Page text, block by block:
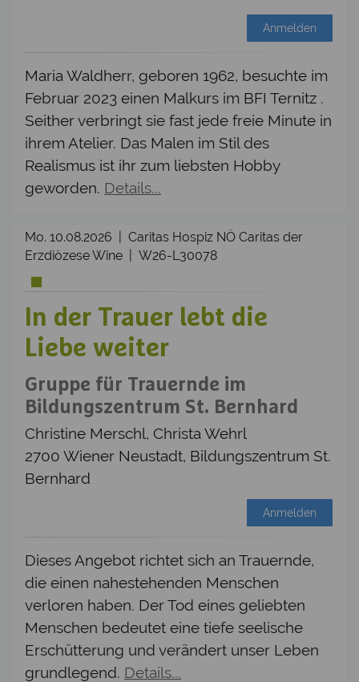
Anmelden
Maria Waldherr, geboren 1962, besuchte im
Februar 2023 einen Malkurs im BFI Ternitz .
Seither verbringt sie fast jede freie Minute in
ihrem Atelier. Das Malen im Stil des
Realismus ist ihr zum liebsten Hobby
geworden. Details...
Mo. 10.08.2026 | Caritas Hospiz NÖ Caritas der
Erzdiözese Wine | W26-L30078
In der Trauer lebt die
Liebe weiter
Gruppe für Trauernde im
Bildungszentrum St. Bernhard
Christine Merschl, Christa Wehrl
2700 Wiener Neustadt, Bildungszentrum St.
Bernhard
Anmelden
Dieses Angebot richtet sich an Trauernde,
die einen nahestehenden Menschen
verloren haben. Der Tod eines geliebten
Menschen bedeutet eine tiefe seelische
Erschütterung und verändert unser Leben
grundlegend. Details...